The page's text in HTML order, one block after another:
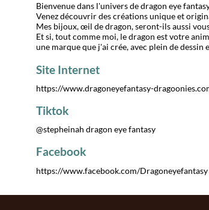
Bienvenue dans l'univers de dragon eye
Venez découvrir des créations unique et
Mes bijoux, œil de dragon, seront-ils aussi
Et si, tout comme moi, le dragon est votre
une marque que j'ai crée, avec plein de
Site Internet
https://www.dragoneyefantasy-
Tiktok
@stepheinah dragon eye fantasy
Facebook
https://www.facebook.com/Dragoneyefantasy